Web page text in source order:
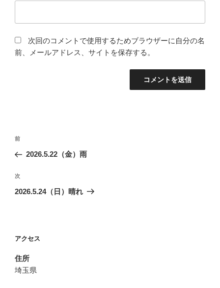
次回のコメントで使用するためブラウザーに自分の名
前、メールアドレス、サイトを保存する。
投
ナ
ビ
ゲ
ン
前
の
稿
前
2026.5.22（金）雨
次
の
次
2026.5.24（日）晴れ
アクセス
住所
埼玉県